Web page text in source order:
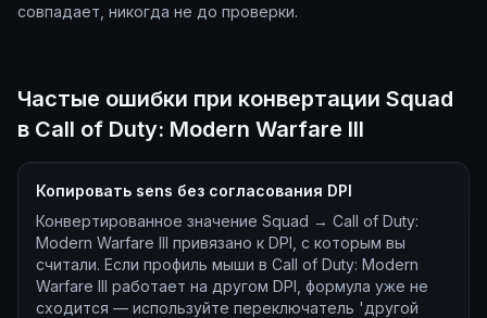
совпадает, никогда не до проверки.
Частые ошибки при конвертации Squad
в Call of Duty: Modern Warfare III
Копировать sens без согласования DPI
Конвертированное значение Squad → Call of Duty:
Modern Warfare III привязано к DPI, с которым вы
считали. Если профиль мыши в Call of Duty: Modern
Warfare III работает на другом DPI, формула уже не
сходится — используйте переключатель 'другой